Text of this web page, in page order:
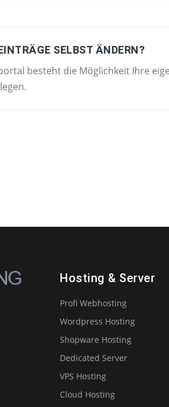
SELBST ÄNDERN?
besteht die Möglichkeit Ihre
Hosting & Server
Profi Webhosting
Wordpress Hosting
Shopware Hosting
Dedicated Server
VPS Hosting
Cloud Hosting